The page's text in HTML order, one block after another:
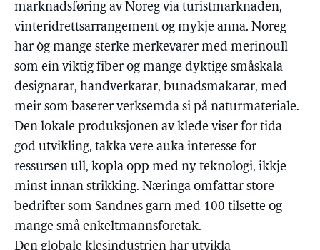
marknadsføring av Noreg via turistmarknaden,
vinteridrettsarrangement og mykje anna. Noreg
har òg mange sterke merkevarer med merinoull
som ein viktig fiber og mange dyktige småskala
designarar, handverkarar, bunadsmakarar, med
meir som baserer verksemda si på naturmateriale.
Den lokale produksjonen av klede viser for tida
god utvikling, takka vere auka interesse for
ressursen ull, kopla opp med ny teknologi, ikkje
minst innan strikking. Næringa omfattar store
bedrifter som Sandnes garn med 100 tilsette og
mange små enkeltmannsforetak.
Den globale klesindustrien har utvikla